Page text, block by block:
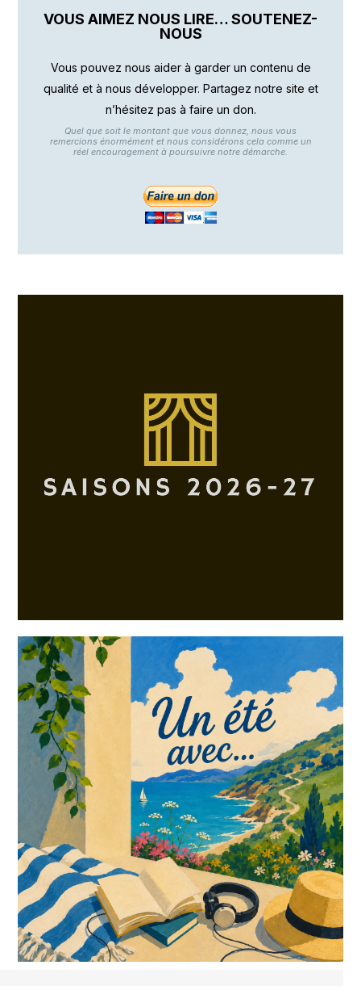
VOUS AIMEZ NOUS LIRE… SOUTENEZ-
NOUS
Vous pouvez nous aider à garder un contenu de
qualité et à nous développer. Partagez notre site et
n’hésitez pas à faire un don.
Quel que soit le montant que vous donnez, nous vous
remercions énormément et nous considérons cela comme un
réel encouragement à poursuivre notre démarche.